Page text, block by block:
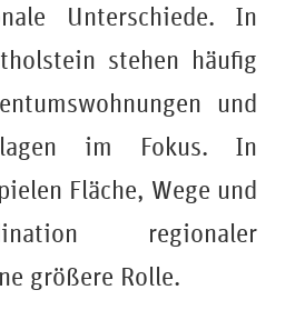
Unterschiede. In
stehen häufig
und
im Fokus. In
Fläche, Wege und
regionaler
größere Rolle.